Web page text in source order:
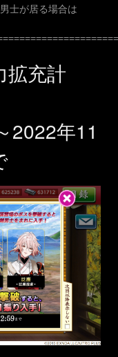
士が居る場合は
拡充計
2022年11